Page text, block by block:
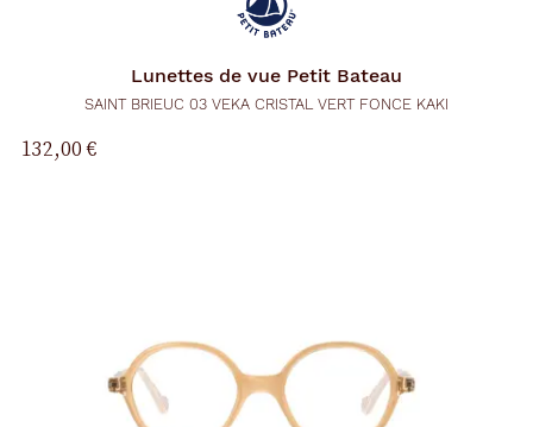
Lunettes de vue Petit Bateau
SAINT BRIEUC 03 VEKA CRISTAL VERT FONCE KAKI
132,00 €